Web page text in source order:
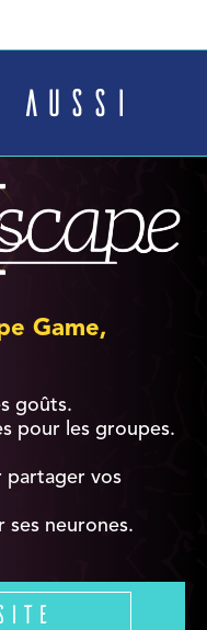
aussi
Game,
goûts.
pour les groupes.
partager vos
ses neurones.